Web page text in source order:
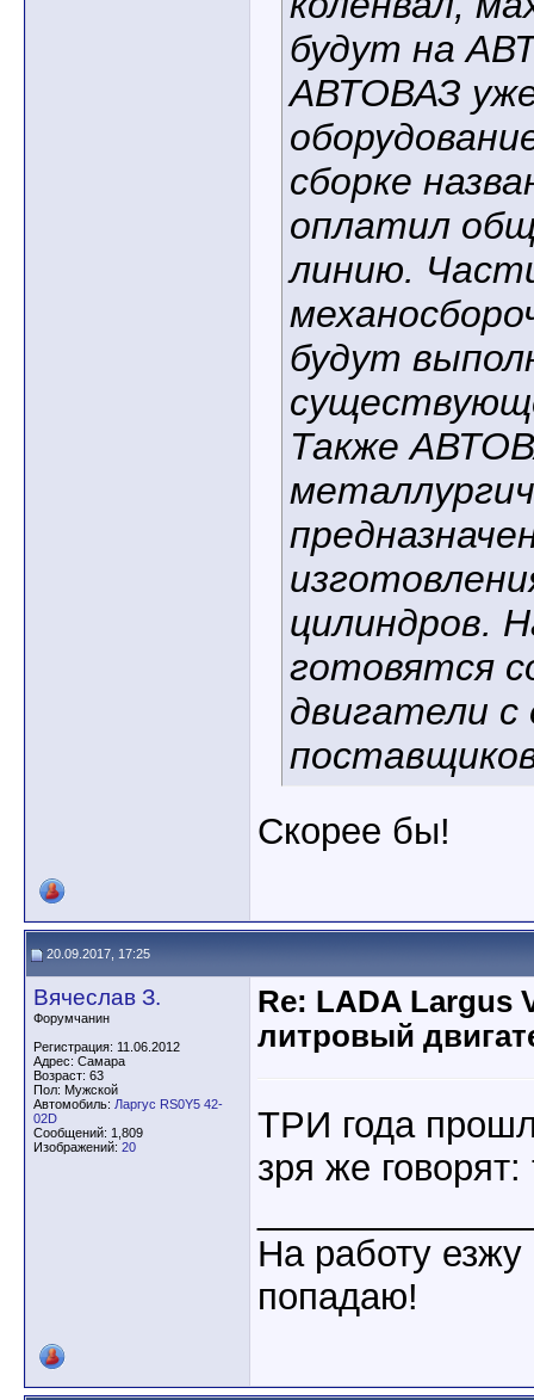
будут на
АВТОВАЗ уже
сборке
оплатил
линию.
будут
Также
цилиндров.
готовятся
двигатели
Скорее бы!
20.09.2017, 17:25
Вячеслав З.
Форумчанин
Регистрация: 11.06.2012
Адрес: Самара
Возраст: 63
Пол: Мужской
Автомобиль: Ларгус RS0Y5 42-
02D
Сообщений: 1,809
Изображений: 20
Re: LADA Largus
литровый
ТРИ года
зря же
На работу
попадаю!